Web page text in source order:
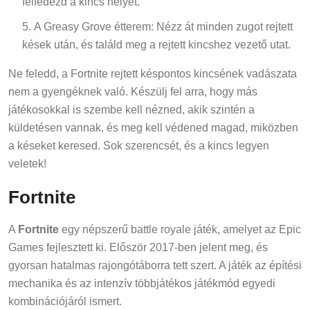
A Greasy Grove étterem: Nézz át minden zugot rejtett
kések után, és találd meg a rejtett kincshez vezető utat.
Ne feledd, a Fortnite rejtett késpontos kincsének vadászata
nem a gyengéknek való. Készülj fel arra, hogy más
játékosokkal is szembe kell nézned, akik szintén a
küldetésen vannak, és meg kell védened magad, miközben
a késeket keresed. Sok szerencsét, és a kincs legyen
veletek!
Fortnite
A Fortnite egy népszerű battle royale játék, amelyet az Epic
Games fejlesztett ki. Először 2017-ben jelent meg, és
gyorsan hatalmas rajongótáborra tett szert. A játék az építési
mechanika és az intenzív többjátékos játékmód egyedi
kombinációjáról ismert.